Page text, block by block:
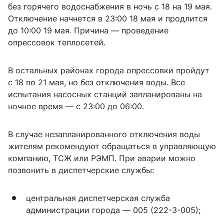
без горячего водоснабжения в ночь с 18 на 19 мая.
Отключение начнется в 23:00 18 мая и продлится
до 10:00 19 мая. Причина — проведение
опрессовок теплосетей.
В остальных районах города опрессовки пройдут
с 18 по 21 мая, но без отключения воды. Все
испытания насосных станций запланированы на
ночное время — с 23:00 до 06:00.
В случае незапланированного отключения воды
жителям рекомендуют обращаться в управляющую
компанию, ТСЖ или РЭМП. При аварии можно
позвонить в диспетчерские службы:
центральная диспетчерская служба
администрации города — 005 (222-3-005);